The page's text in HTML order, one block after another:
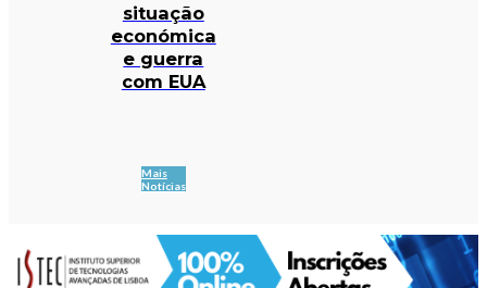
situação
económica
e guerra
com EUA
Mais
Notícias